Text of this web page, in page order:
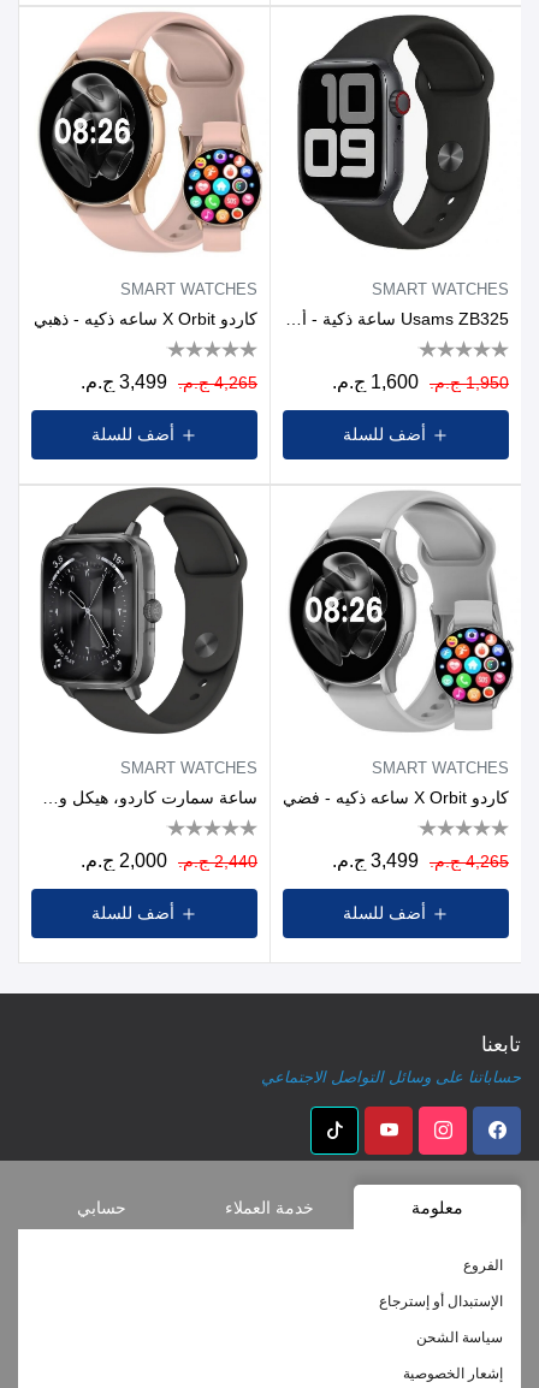
SMART WATCHES
1,950 ج.م. 1,600 ج.م.
أضف للسلة
SMART WATCHES
كاردو X Orbit ساعه ذكيه - ذهبي
4,265 ج.م. 3,499 ج.م.
أضف للسلة
SMART WATCHES
كاردو X Orbit ساعه ذكيه - فضي
4,265 ج.م. 3,499 ج.م.
أضف للسلة
SMART WATCHES
2,440 ج.م. 2,000 ج.م.
أضف للسلة
تابعنا
حساباتنا على وسائل التواصل الاجتماعي
معلومة خدمة العملاء حسابي
الفروع
الإستبدال أو إسترجاع
سياسة الشحن
إشعار الخصوصية